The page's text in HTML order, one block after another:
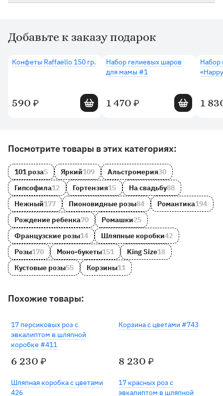
Дополнительные товары
Добавьте к заказу подарок
Конфеты Raffaello 150 гр.
590 ₽ Добавить в корзину
Набор гелиевых шаров
для мамы #1
1 470 ₽ Добавить в
Набор
1
Другие товары и категории на сайте
Посмотрите товары в этих категориях:
101 роза5 Яркий109 Альстромерия30
Гипсофила12 Гортензия15 На свадьбу88
Нежный177 Пионовидные розы84 Романтика194
Рождение ребенка70 Ромашки25
Французские розы14 Шляпные коробки42
Розы170 Моно-букеты151 King Size18
Кустовые розы55 Корзины11
Похожие товары:
17 персиковых роз с
эвкалиптом в шляпной
коробке #411
6 230 ₽
Корзина с цветами #743
8 230 ₽
Шляпная коробка с цветами
426
Хит
17 красных роз с
эвкалиптом в шляпной